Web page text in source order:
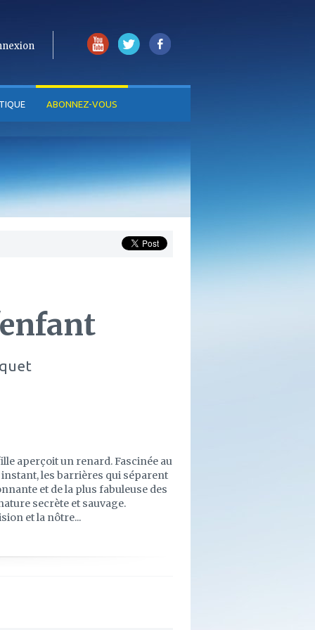
ABONNEZ-VOUS
aperçoit un renard. Fascinée au
les barrières qui séparent
et de la plus fabuleuse des
secrète et sauvage.
et la nôtre...